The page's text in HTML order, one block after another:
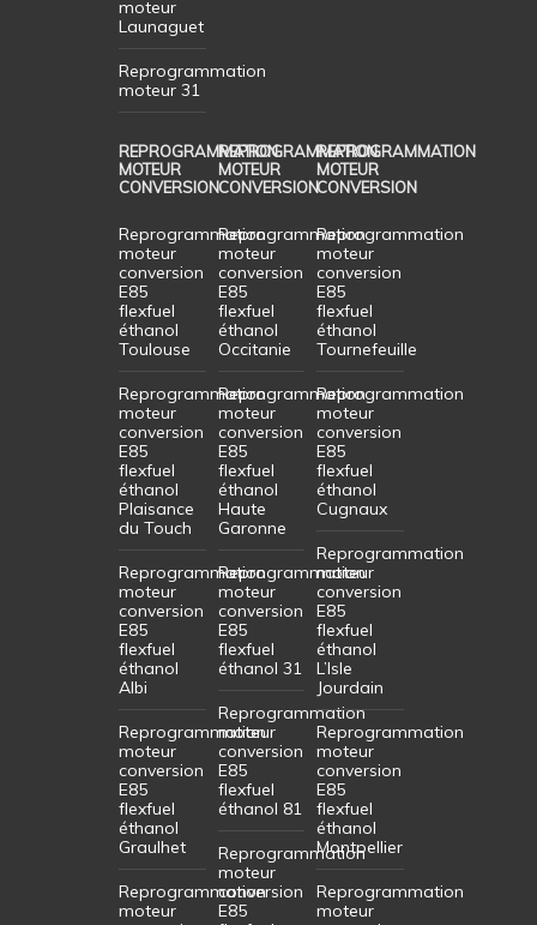
moteur
Launaguet
Reprogrammation
moteur 31
REPROGRAMMATION
MOTEUR
CONVERSION
Reprogrammation
moteur
conversion
E85
flexfuel
éthanol
Toulouse
Reprogrammation
moteur
conversion
E85
flexfuel
éthanol
Plaisance
du Touch
Reprogrammation
moteur
conversion
E85
flexfuel
éthanol
Albi
Reprogrammation
moteur
conversion
E85
flexfuel
éthanol
Graulhet
Reprogrammation
moteur
REPROGRAMMATION
MOTEUR
CONVERSION
Reprogrammation
moteur
conversion
E85
flexfuel
éthanol
Occitanie
Reprogrammation
moteur
conversion
E85
flexfuel
éthanol
Haute
Garonne
Reprogrammation
moteur
conversion
E85
flexfuel
éthanol 31
Reprogrammation
moteur
conversion
E85
flexfuel
éthanol 81
Reprogrammation
moteur
conversion
E85
REPROGRAMMATION
MOTEUR
CONVERSION
Reprogrammation
moteur
conversion
E85
flexfuel
éthanol
Tournefeuille
Reprogrammation
moteur
conversion
E85
flexfuel
éthanol
Cugnaux
Reprogrammation
moteur
conversion
E85
flexfuel
éthanol
L’Isle
Jourdain
Reprogrammation
moteur
conversion
E85
flexfuel
éthanol
Montpellier
Reprogrammation
moteur